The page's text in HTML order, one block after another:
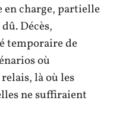
charge, partielle
Décès,
temporaire de
où
là où les
ne suffiraient